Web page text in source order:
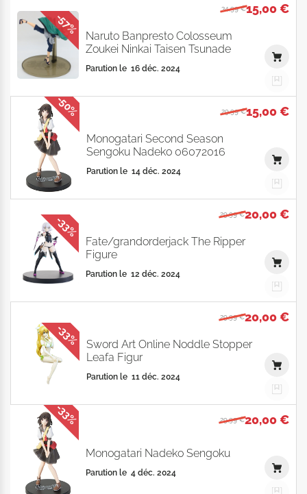
34,99 €15,00 €
Naruto Banpresto Colosseum
Zoukei Ninkai Taisen Tsunade
Parution le 16 déc. 2024
-57%
29,99 €15,00 €
Monogatari Second Season
Sengoku Nadeko 06072016
Parution le 14 déc. 2024
-50%
29,99 €20,00 €
Fate/grandorderjack The Ripper
Figure
Parution le 12 déc. 2024
-33%
29,99 €20,00 €
Sword Art Online Noddle Stopper
Leafa Figur
Parution le 11 déc. 2024
-33%
29,99 €20,00 €
Monogatari Nadeko Sengoku
Parution le 4 déc. 2024
-33%